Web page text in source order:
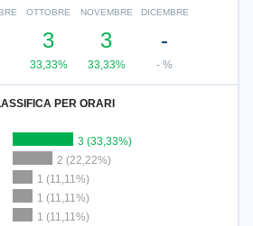
OTTOBRE
3
33,33%
NOVEMBRE
3
33,33%
DICEMBRE
-
- %
PER ORARI
3 (33,33%)
2 (22,22%)
1 (11,11%)
1 (11,11%)
1 (11,11%)